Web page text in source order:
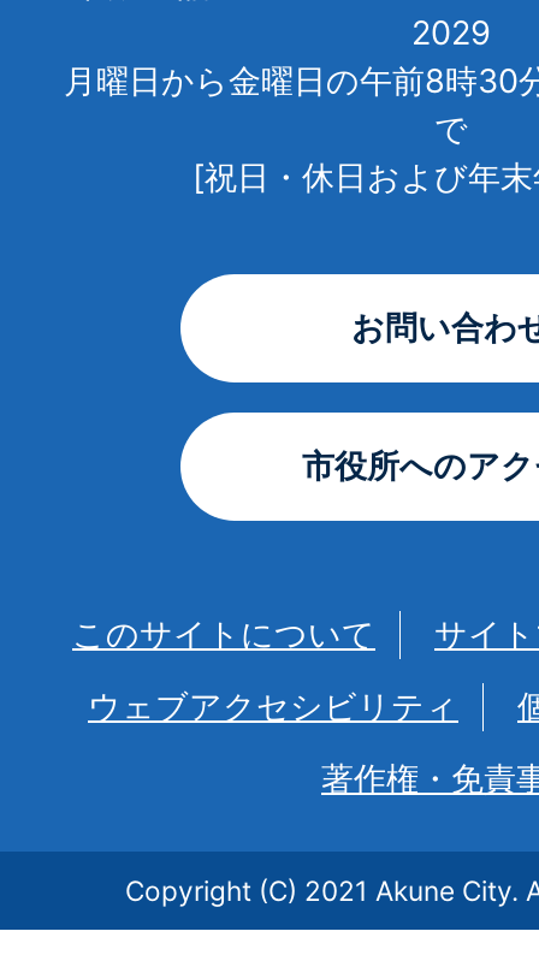
2029
月曜日から金曜日の午前8時30
で
[祝日・休日および年
お問い合わ
市役所へのア
このサイトについて
サイ
ウェブアクセシビリティ
著作権・免責
Copyright (C) 2021 Akune City.